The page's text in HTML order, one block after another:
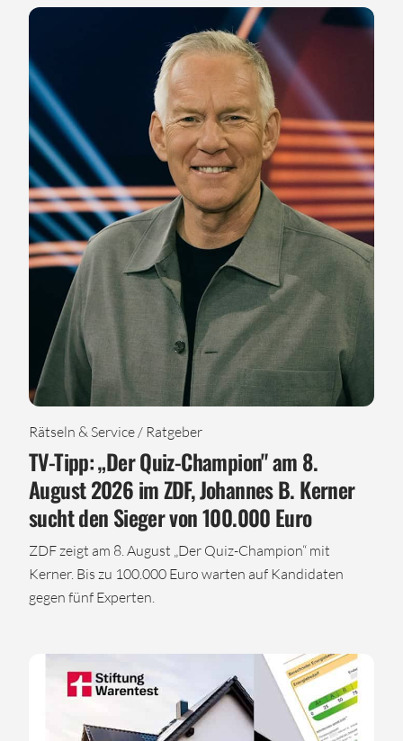
Rätseln & Service / Ratgeber
TV-Tipp: „Der Quiz-Champion" am 8.
August 2026 im ZDF, Johannes B. Kerner
sucht den Sieger von 100.000 Euro
ZDF zeigt am 8. August „Der Quiz-Champion“ mit
Kerner. Bis zu 100.000 Euro warten auf Kandidaten
gegen fünf Experten.